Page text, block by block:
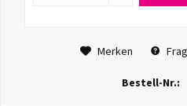
Merken
Bestell-Nr.: